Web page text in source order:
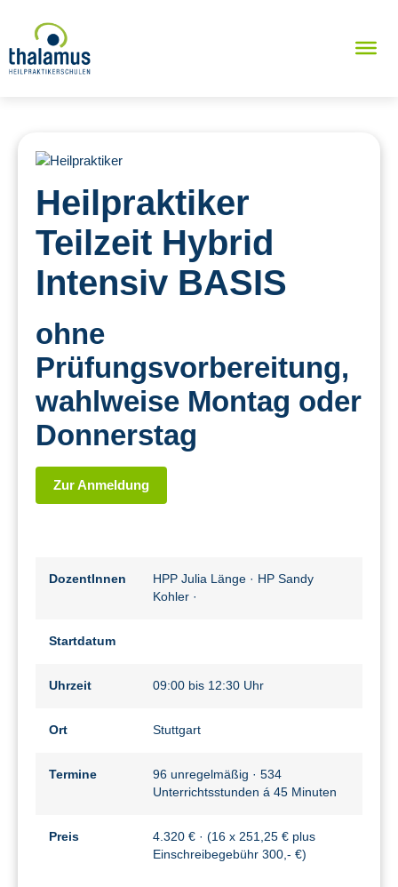
Heilpraktiker
Teilzeit Hybrid
Intensiv BASIS
ohne
Prüfungsvorbereitung,
wahlweise Montag oder
Donnerstag
Zur Anmeldung
DozentInnen HPP Julia Länge · HP Sandy
Kohler ·
Startdatum
Uhrzeit 09:00 bis 12:30 Uhr
Ort Stuttgart
Termine
96 unregelmäßig · 534
Unterrichtsstunden á 45 Minuten
Preis
4.320 € · (16 x 251,25 € plus
Einschreibegebühr 300,- €)